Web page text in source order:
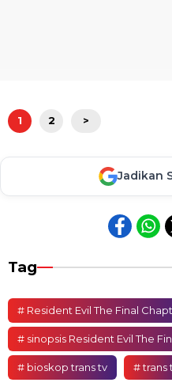
1 2 >
Jadikan
Tag
# Resident Evil The Final
# sinopsis Resident Evil The
# bioskop trans tv # trans